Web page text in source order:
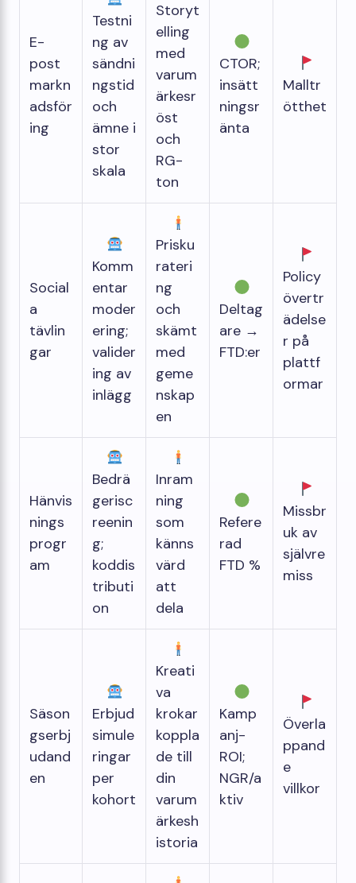
E-
post
markn
adsför
ing
Testni
ng av
sändni
ngstid
och
ämne i
stor
skala
Storyt
elling
med
varum
ärkesr
öst
och
RG-
ton
CTOR;
insätt
ningsr
änta
Malltr
ötthet
Social
a
tävlin
gar
Komm
entar
moder
ering;
valider
ing av
inlägg
Prisku
rateri
ng
och
skämt
med
geme
nskap
en
Deltag
are →
FTD:er
Policy
övertr
ädelse
r på
plattf
ormar
Hänvis
nings
progr
am
Bedrä
gerisc
reenin
g;
koddis
tributi
on
Inram
ning
som
känns
värd
att
dela
Refere
rad
FTD %
Missbr
uk av
självre
miss
Säson
gserbj
udand
en
Erbjud
simule
ringar
per
kohort
Kreati
va
krokar
koppla
de till
din
varum
ärkesh
istoria
Kamp
anj-
ROI;
NGR/a
ktiv
Överla
ppand
e
villkor